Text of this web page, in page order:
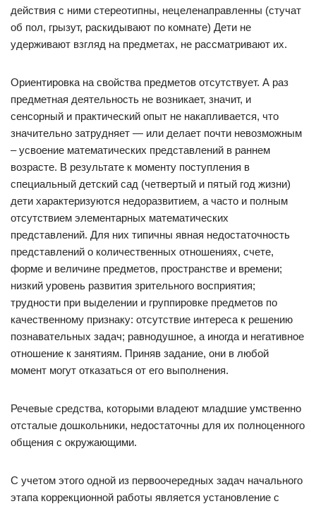
действия с ними стереотипны, нецеленаправленны (стучат
об пол, грызут, раскидывают по комнате) Дети не
удерживают взгляд на предметах, не рассматривают их.
Ориентировка на свойства предметов отсутствует. А раз
предметная деятельность не возникает, значит, и
сенсорный и практический опыт не накапливается, что
значительно затрудняет — или делает почти невозможным
– усвоение математических представлений в раннем
возрасте. В результате к моменту поступления в
специальный детский сад (четвертый и пятый год жизни)
дети характеризуются недоразвитием, а часто и полным
отсутствием элементарных математических
представлений. Для них типичны явная недостаточность
представлений о количественных отношениях, счете,
форме и величине предметов, пространстве и времени;
низкий уровень развития зрительного восприятия;
трудности при выделении и группировке предметов по
качественному признаку: отсутствие интереса к решению
познавательных задач; равнодушное, а иногда и негативное
отношение к занятиям. Приняв задание, они в любой
момент могут отказаться от его выполнения.
Речевые средства, которыми владеют младшие умственно
отсталые дошкольники, недостаточны для их полноценного
общения с окружающими.
С учетом этого одной из первоочередных задач начального
этапа коррекционной работы является установление с